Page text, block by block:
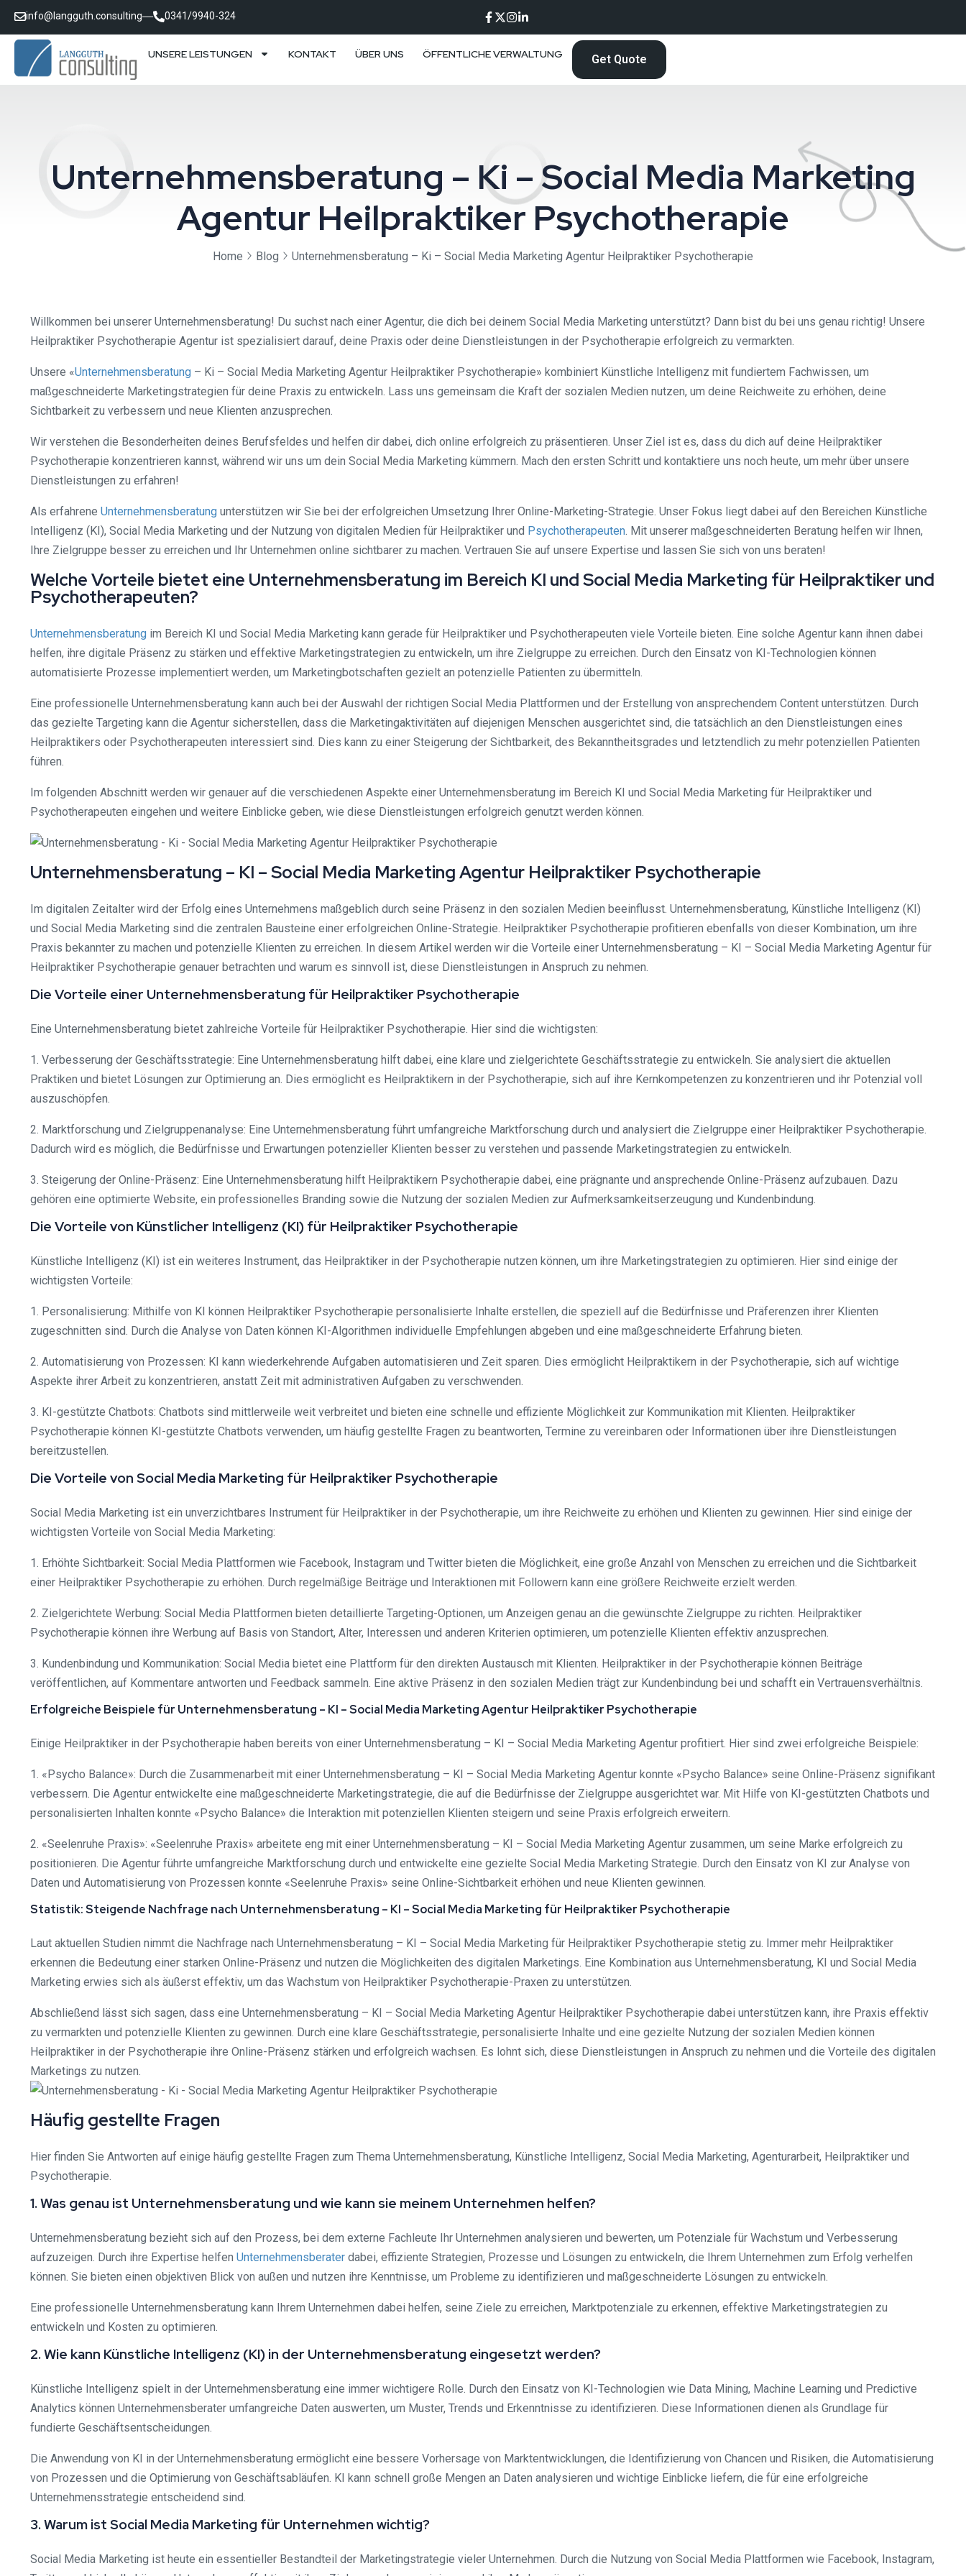
info@langguth.consulting 0341/9940-324
UNSERE LEISTUNGEN KONTAKT ÜBER UNS ÖFFENTLICHE VERWALTUNG Get Quote
Unternehmensberatung – Ki – Social Media Marketing
Agentur Heilpraktiker Psychotherapie
Home Blog Unternehmensberatung – Ki – Social Media Marketing Agentur Heilpraktiker Psychotherapie
Willkommen bei unserer Unternehmensberatung! Du suchst nach einer Agentur, die dich bei deinem Social Media Marketing unterstützt? Dann bist du bei uns genau richtig! Unsere
Heilpraktiker Psychotherapie Agentur ist spezialisiert darauf, deine Praxis oder deine Dienstleistungen in der Psychotherapie erfolgreich zu vermarkten.
Unsere «Unternehmensberatung – Ki – Social Media Marketing Agentur Heilpraktiker Psychotherapie» kombiniert Künstliche Intelligenz mit fundiertem Fachwissen, um
maßgeschneiderte Marketingstrategien für deine Praxis zu entwickeln. Lass uns gemeinsam die Kraft der sozialen Medien nutzen, um deine Reichweite zu erhöhen, deine
Sichtbarkeit zu verbessern und neue Klienten anzusprechen.
Wir verstehen die Besonderheiten deines Berufsfeldes und helfen dir dabei, dich online erfolgreich zu präsentieren. Unser Ziel ist es, dass du dich auf deine Heilpraktiker
Psychotherapie konzentrieren kannst, während wir uns um dein Social Media Marketing kümmern. Mach den ersten Schritt und kontaktiere uns noch heute, um mehr über unsere
Dienstleistungen zu erfahren!
Als erfahrene Unternehmensberatung unterstützen wir Sie bei der erfolgreichen Umsetzung Ihrer Online-Marketing-Strategie. Unser Fokus liegt dabei auf den Bereichen Künstliche
Intelligenz (KI), Social Media Marketing und der Nutzung von digitalen Medien für Heilpraktiker und Psychotherapeuten. Mit unserer maßgeschneiderten Beratung helfen wir Ihnen,
Ihre Zielgruppe besser zu erreichen und Ihr Unternehmen online sichtbarer zu machen. Vertrauen Sie auf unsere Expertise und lassen Sie sich von uns beraten!
Welche Vorteile bietet eine Unternehmensberatung im Bereich KI und Social Media Marketing für Heilpraktiker und
Psychotherapeuten?
Unternehmensberatung im Bereich KI und Social Media Marketing kann gerade für Heilpraktiker und Psychotherapeuten viele Vorteile bieten. Eine solche Agentur kann ihnen dabei
helfen, ihre digitale Präsenz zu stärken und effektive Marketingstrategien zu entwickeln, um ihre Zielgruppe zu erreichen. Durch den Einsatz von KI-Technologien können
automatisierte Prozesse implementiert werden, um Marketingbotschaften gezielt an potenzielle Patienten zu übermitteln.
Eine professionelle Unternehmensberatung kann auch bei der Auswahl der richtigen Social Media Plattformen und der Erstellung von ansprechendem Content unterstützen. Durch
das gezielte Targeting kann die Agentur sicherstellen, dass die Marketingaktivitäten auf diejenigen Menschen ausgerichtet sind, die tatsächlich an den Dienstleistungen eines
Heilpraktikers oder Psychotherapeuten interessiert sind. Dies kann zu einer Steigerung der Sichtbarkeit, des Bekanntheitsgrades und letztendlich zu mehr potenziellen Patienten
führen.
Im folgenden Abschnitt werden wir genauer auf die verschiedenen Aspekte einer Unternehmensberatung im Bereich KI und Social Media Marketing für Heilpraktiker und
Psychotherapeuten eingehen und weitere Einblicke geben, wie diese Dienstleistungen erfolgreich genutzt werden können.
Unternehmensberatung – KI – Social Media Marketing Agentur Heilpraktiker Psychotherapie
Im digitalen Zeitalter wird der Erfolg eines Unternehmens maßgeblich durch seine Präsenz in den sozialen Medien beeinflusst. Unternehmensberatung, Künstliche Intelligenz (KI)
und Social Media Marketing sind die zentralen Bausteine einer erfolgreichen Online-Strategie. Heilpraktiker Psychotherapie profitieren ebenfalls von dieser Kombination, um ihre
Praxis bekannter zu machen und potenzielle Klienten zu erreichen. In diesem Artikel werden wir die Vorteile einer Unternehmensberatung – KI – Social Media Marketing Agentur für
Heilpraktiker Psychotherapie genauer betrachten und warum es sinnvoll ist, diese Dienstleistungen in Anspruch zu nehmen.
Die Vorteile einer Unternehmensberatung für Heilpraktiker Psychotherapie
Eine Unternehmensberatung bietet zahlreiche Vorteile für Heilpraktiker Psychotherapie. Hier sind die wichtigsten:
1. Verbesserung der Geschäftsstrategie: Eine Unternehmensberatung hilft dabei, eine klare und zielgerichtete Geschäftsstrategie zu entwickeln. Sie analysiert die aktuellen
Praktiken und bietet Lösungen zur Optimierung an. Dies ermöglicht es Heilpraktikern in der Psychotherapie, sich auf ihre Kernkompetenzen zu konzentrieren und ihr Potenzial voll
auszuschöpfen.
2. Marktforschung und Zielgruppenanalyse: Eine Unternehmensberatung führt umfangreiche Marktforschung durch und analysiert die Zielgruppe einer Heilpraktiker Psychotherapie.
Dadurch wird es möglich, die Bedürfnisse und Erwartungen potenzieller Klienten besser zu verstehen und passende Marketingstrategien zu entwickeln.
3. Steigerung der Online-Präsenz: Eine Unternehmensberatung hilft Heilpraktikern Psychotherapie dabei, eine prägnante und ansprechende Online-Präsenz aufzubauen. Dazu
gehören eine optimierte Website, ein professionelles Branding sowie die Nutzung der sozialen Medien zur Aufmerksamkeitserzeugung und Kundenbindung.
Die Vorteile von Künstlicher Intelligenz (KI) für Heilpraktiker Psychotherapie
Künstliche Intelligenz (KI) ist ein weiteres Instrument, das Heilpraktiker in der Psychotherapie nutzen können, um ihre Marketingstrategien zu optimieren. Hier sind einige der
wichtigsten Vorteile:
1. Personalisierung: Mithilfe von KI können Heilpraktiker Psychotherapie personalisierte Inhalte erstellen, die speziell auf die Bedürfnisse und Präferenzen ihrer Klienten
zugeschnitten sind. Durch die Analyse von Daten können KI-Algorithmen individuelle Empfehlungen abgeben und eine maßgeschneiderte Erfahrung bieten.
2. Automatisierung von Prozessen: KI kann wiederkehrende Aufgaben automatisieren und Zeit sparen. Dies ermöglicht Heilpraktikern in der Psychotherapie, sich auf wichtige
Aspekte ihrer Arbeit zu konzentrieren, anstatt Zeit mit administrativen Aufgaben zu verschwenden.
3. KI-gestützte Chatbots: Chatbots sind mittlerweile weit verbreitet und bieten eine schnelle und effiziente Möglichkeit zur Kommunikation mit Klienten. Heilpraktiker
Psychotherapie können KI-gestützte Chatbots verwenden, um häufig gestellte Fragen zu beantworten, Termine zu vereinbaren oder Informationen über ihre Dienstleistungen
bereitzustellen.
Die Vorteile von Social Media Marketing für Heilpraktiker Psychotherapie
Social Media Marketing ist ein unverzichtbares Instrument für Heilpraktiker in der Psychotherapie, um ihre Reichweite zu erhöhen und Klienten zu gewinnen. Hier sind einige der
wichtigsten Vorteile von Social Media Marketing:
1. Erhöhte Sichtbarkeit: Social Media Plattformen wie Facebook, Instagram und Twitter bieten die Möglichkeit, eine große Anzahl von Menschen zu erreichen und die Sichtbarkeit
einer Heilpraktiker Psychotherapie zu erhöhen. Durch regelmäßige Beiträge und Interaktionen mit Followern kann eine größere Reichweite erzielt werden.
2. Zielgerichtete Werbung: Social Media Plattformen bieten detaillierte Targeting-Optionen, um Anzeigen genau an die gewünschte Zielgruppe zu richten. Heilpraktiker
Psychotherapie können ihre Werbung auf Basis von Standort, Alter, Interessen und anderen Kriterien optimieren, um potenzielle Klienten effektiv anzusprechen.
3. Kundenbindung und Kommunikation: Social Media bietet eine Plattform für den direkten Austausch mit Klienten. Heilpraktiker in der Psychotherapie können Beiträge
veröffentlichen, auf Kommentare antworten und Feedback sammeln. Eine aktive Präsenz in den sozialen Medien trägt zur Kundenbindung bei und schafft ein Vertrauensverhältnis.
Erfolgreiche Beispiele für Unternehmensberatung – KI – Social Media Marketing Agentur Heilpraktiker Psychotherapie
Einige Heilpraktiker in der Psychotherapie haben bereits von einer Unternehmensberatung – KI – Social Media Marketing Agentur profitiert. Hier sind zwei erfolgreiche Beispiele:
1. «Psycho Balance»: Durch die Zusammenarbeit mit einer Unternehmensberatung – KI – Social Media Marketing Agentur konnte «Psycho Balance» seine Online-Präsenz signifikant
verbessern. Die Agentur entwickelte eine maßgeschneiderte Marketingstrategie, die auf die Bedürfnisse der Zielgruppe ausgerichtet war. Mit Hilfe von KI-gestützten Chatbots und
personalisierten Inhalten konnte «Psycho Balance» die Interaktion mit potenziellen Klienten steigern und seine Praxis erfolgreich erweitern.
2. «Seelenruhe Praxis»: «Seelenruhe Praxis» arbeitete eng mit einer Unternehmensberatung – KI – Social Media Marketing Agentur zusammen, um seine Marke erfolgreich zu
positionieren. Die Agentur führte umfangreiche Marktforschung durch und entwickelte eine gezielte Social Media Marketing Strategie. Durch den Einsatz von KI zur Analyse von
Daten und Automatisierung von Prozessen konnte «Seelenruhe Praxis» seine Online-Sichtbarkeit erhöhen und neue Klienten gewinnen.
Statistik: Steigende Nachfrage nach Unternehmensberatung – KI – Social Media Marketing für Heilpraktiker Psychotherapie
Laut aktuellen Studien nimmt die Nachfrage nach Unternehmensberatung – KI – Social Media Marketing für Heilpraktiker Psychotherapie stetig zu. Immer mehr Heilpraktiker
erkennen die Bedeutung einer starken Online-Präsenz und nutzen die Möglichkeiten des digitalen Marketings. Eine Kombination aus Unternehmensberatung, KI und Social Media
Marketing erwies sich als äußerst effektiv, um das Wachstum von Heilpraktiker Psychotherapie-Praxen zu unterstützen.
Abschließend lässt sich sagen, dass eine Unternehmensberatung – KI – Social Media Marketing Agentur Heilpraktiker Psychotherapie dabei unterstützen kann, ihre Praxis effektiv
zu vermarkten und potenzielle Klienten zu gewinnen. Durch eine klare Geschäftsstrategie, personalisierte Inhalte und eine gezielte Nutzung der sozialen Medien können
Heilpraktiker in der Psychotherapie ihre Online-Präsenz stärken und erfolgreich wachsen. Es lohnt sich, diese Dienstleistungen in Anspruch zu nehmen und die Vorteile des digitalen
Marketings zu nutzen.
Häufig gestellte Fragen
Hier finden Sie Antworten auf einige häufig gestellte Fragen zum Thema Unternehmensberatung, Künstliche Intelligenz, Social Media Marketing, Agenturarbeit, Heilpraktiker und
Psychotherapie.
1. Was genau ist Unternehmensberatung und wie kann sie meinem Unternehmen helfen?
Unternehmensberatung bezieht sich auf den Prozess, bei dem externe Fachleute Ihr Unternehmen analysieren und bewerten, um Potenziale für Wachstum und Verbesserung
aufzuzeigen. Durch ihre Expertise helfen Unternehmensberater dabei, effiziente Strategien, Prozesse und Lösungen zu entwickeln, die Ihrem Unternehmen zum Erfolg verhelfen
können. Sie bieten einen objektiven Blick von außen und nutzen ihre Kenntnisse, um Probleme zu identifizieren und maßgeschneiderte Lösungen zu entwickeln.
Eine professionelle Unternehmensberatung kann Ihrem Unternehmen dabei helfen, seine Ziele zu erreichen, Marktpotenziale zu erkennen, effektive Marketingstrategien zu
entwickeln und Kosten zu optimieren.
2. Wie kann Künstliche Intelligenz (KI) in der Unternehmensberatung eingesetzt werden?
Künstliche Intelligenz spielt in der Unternehmensberatung eine immer wichtigere Rolle. Durch den Einsatz von KI-Technologien wie Data Mining, Machine Learning und Predictive
Analytics können Unternehmensberater umfangreiche Daten auswerten, um Muster, Trends und Erkenntnisse zu identifizieren. Diese Informationen dienen als Grundlage für
fundierte Geschäftsentscheidungen.
Die Anwendung von KI in der Unternehmensberatung ermöglicht eine bessere Vorhersage von Marktentwicklungen, die Identifizierung von Chancen und Risiken, die Automatisierung
von Prozessen und die Optimierung von Geschäftsabläufen. KI kann schnell große Mengen an Daten analysieren und wichtige Einblicke liefern, die für eine erfolgreiche
Unternehmensstrategie entscheidend sind.
3. Warum ist Social Media Marketing für Unternehmen wichtig?
Social Media Marketing ist heute ein essentieller Bestandteil der Marketingstrategie vieler Unternehmen. Durch die Nutzung von Social Media Plattformen wie Facebook, Instagram,